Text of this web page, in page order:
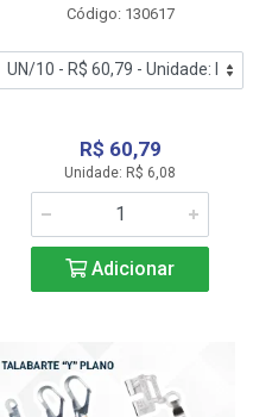
Código: 130617
R$ 60,79
Unidade: R$ 6,08
Adicionar